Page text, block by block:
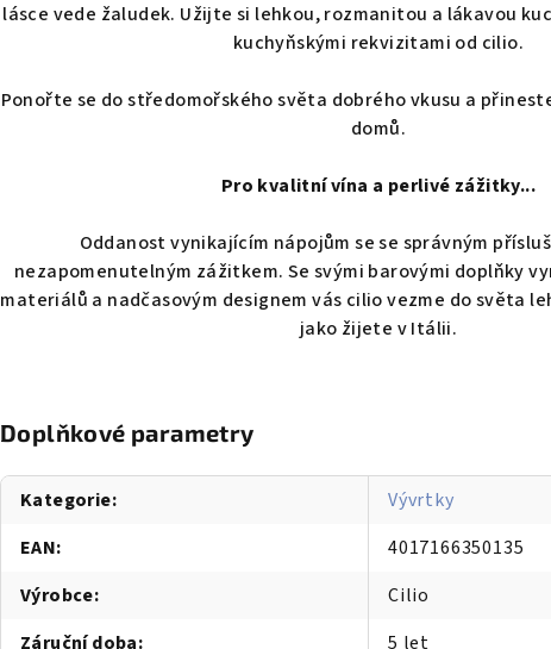
lásce vede žaludek. Užijte si lehkou, rozmanitou a lákavou
kuchyňskými rekvizitami od cilio.
Ponořte se do středomořského světa dobrého vkusu a
domů.
Pro kvalitní vína a perlivé zážitky...
Oddanost vynikajícím nápojům se se správným
nezapomenutelným zážitkem. Se svými barovými doplňky
materiálů a nadčasovým designem vás cilio vezme do světa
jako žijete v Itálii.
Doplňkové parametry
Kategorie:
Vývrtky
EAN:
4017166350135
Výrobce:
Cilio
Záruční doba: 5 let